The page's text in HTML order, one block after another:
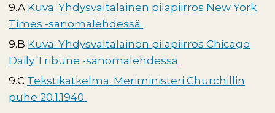
9.A Kuva: Yhdysvaltalainen pilapiirros New York
Times -sanomalehdessä
9.B Kuva: Yhdysvaltalainen pilapiirros Chicago
Daily Tribune -sanomalehdessä
9.C Tekstikatkelma: Meriministeri Churchillin
puhe 20.1.1940